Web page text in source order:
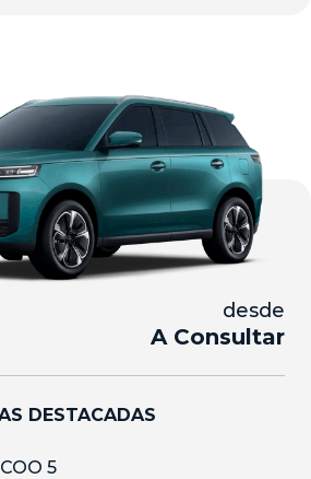
desde
A Consultar
DESTACADAS
5